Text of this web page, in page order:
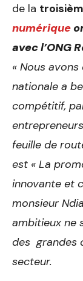
de la
numérique
avec l’ONG
« Nous
nationale a
compétitif,
feuille de
est « La
innovante et
monsieur
ambitieux ne
des grandes
secteur.